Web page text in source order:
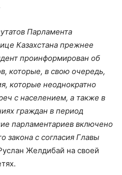
Парламента
Казахстана прежнее
проинформирован об
которые, в свою очередь,
которые неоднократно
с населением, а также в
граждан в период
парламентариев включено
закона с согласия Главы
Желдибай на своей